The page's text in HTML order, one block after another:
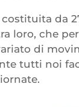
da
loro, che
di
tutti noi